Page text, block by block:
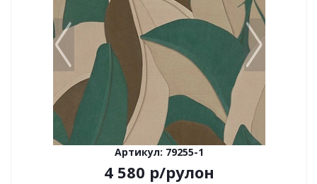
Артикул: 79255-1
4 580 р/рулон